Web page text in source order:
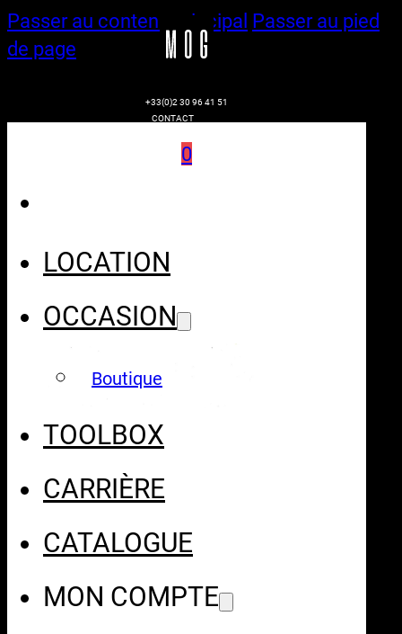
Passer au contenu principal Passer au pied
de page
+33(0)2 30 96 41 51
CONTACT
0
LOCATION
OCCASION
Boutique
TOOLBOX
CARRIÈRE
CATALOGUE
MON COMPTE